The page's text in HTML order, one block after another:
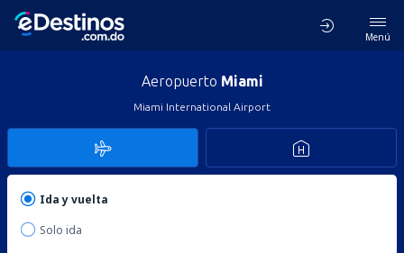
Menú
Aeropuerto Miami
Miami International Airport
Ida y vuelta
Solo ida